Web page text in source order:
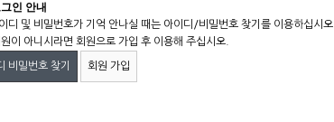
인 안내
디 및 비밀번호가 기억 안나실 때는 아이디/비밀번호 찾기를 이용하십시오.
이 아니시라면 회원으로 가입 후 이용해 주십시오.
비밀번호 찾기 회원 가입